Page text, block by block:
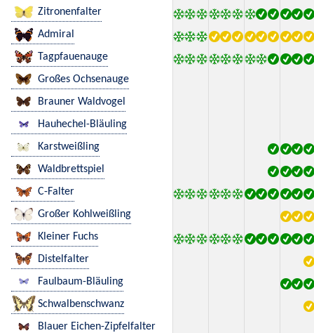
Zitronenfalter
Admiral
Tagpfauenauge
Großes Ochsenauge
Brauner Waldvogel
Hauhechel-Bläuling
Karstweißling
Waldbrettspiel
C-Falter
Großer Kohlweißling
Kleiner Fuchs
Distelfalter
Faulbaum-Bläuling
Schwalbenschwanz
Blauer Eichen-Zipfelfalter